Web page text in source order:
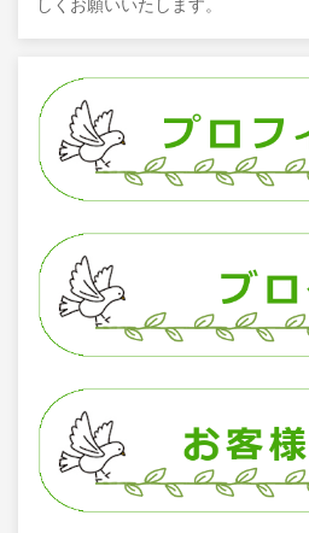
しくお願いいたします。